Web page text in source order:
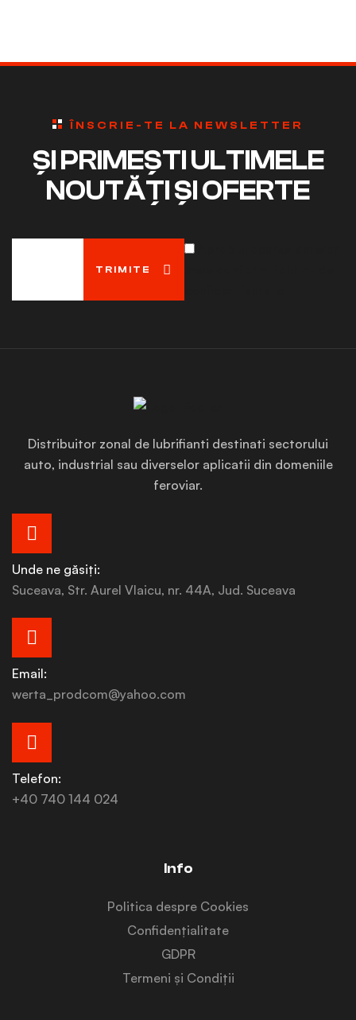
ÎNSCRIE-TE LA NEWSLETTER
ȘI PRIMEȘTI ULTIMELE
NOUTĂȚI ȘI OFERTE
TRIMITE
Distribuitor zonal de lubrifianti destinati sectorului
auto, industrial sau diverselor aplicatii din domeniile
feroviar.
Unde ne găsiți:
Suceava, Str. Aurel Vlaicu, nr. 44A, Jud. Suceava
Email:
werta_prodcom@yahoo.com
Telefon:
+40 740 144 024
Info
Politica despre Cookies
Confidențialitate
GDPR
Termeni și Condiții